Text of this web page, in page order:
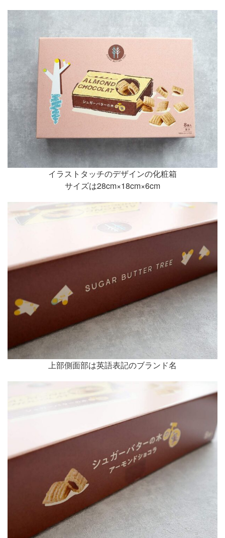
イラストタッチのデザインの化粧箱
サイズは28cm×18cm×6cm
上部側面部は英語表記のブランド名